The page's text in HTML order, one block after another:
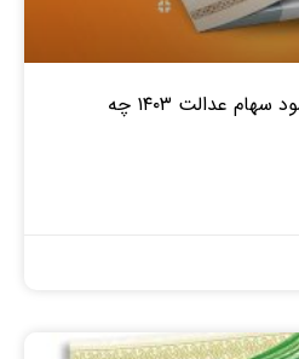
زمان واریز مرحله دوم سود سهام عدالت ۱۴۰۳ چه